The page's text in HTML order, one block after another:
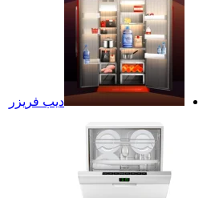
ديب فريزر